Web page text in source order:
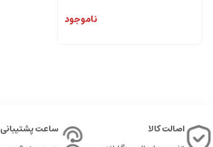
ناموجود
اصالت کالا
ساعت پشتیبانی